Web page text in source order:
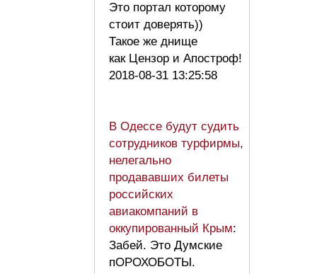
Это портал которому
стоит доверять))
Такое же днище
как Цензор и Апостроф!
2018-08-31 13:25:58
В Одессе будут судить
сотрудников турфирмы,
нелегально
продававших билеты
российских
авиакомпаний в
оккупированный Крым:
Забей. Это Думские
пОРОХОБОТЫ.